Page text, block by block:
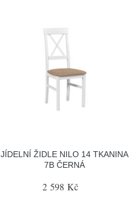
JÍDELNÍ ŽIDLE NILO 14 TKANINA
7B ČERNÁ
2 598 Kč